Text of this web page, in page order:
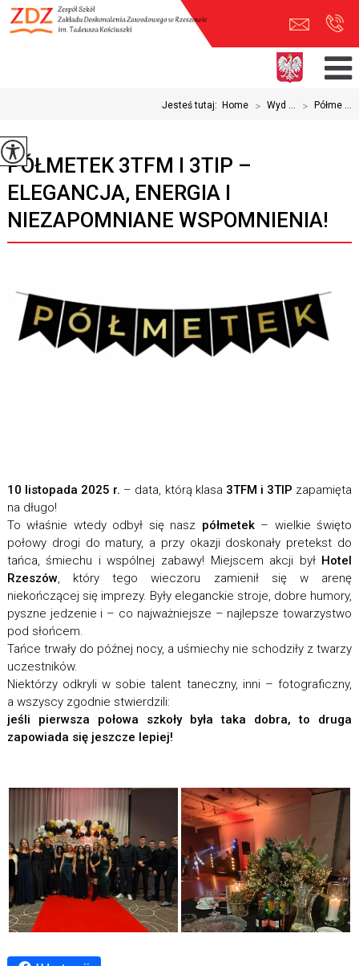
Jesteś tutaj: Home > Wyd ... > Półme ...
PÓŁMETEK 3TFM I 3TIP –
ELEGANCJA, ENERGIA I
NIEZAPOMNIANE WSPOMNIENIA!
10 listopada 2025 r. – data, którą klasa 3TFM i 3TIP zapamięta
na długo!
To właśnie wtedy odbył się nasz półmetek– wielkie święto
połowy drogi do matury, a przy okazji doskonały pretekst do
tańca, śmiechu i wspólnej zabawy! Miejscem akcji był Hotel
Rzeszów, który tego wieczoru zamienił się w arenę
niekończącej się imprezy. Były eleganckie stroje, dobre humory,
pyszne jedzenie i – co najważniejsze – najlepsze towarzystwo
pod słońcem.
Tańce trwały do późnej nocy, a uśmiechy nie schodziły z twarzy
uczestników.
Niektórzy odkryli w sobie talent taneczny, inni – fotograficzny,
a wszyscy zgodnie stwierdzili:
jeśli pierwsza połowa szkoły była taka dobra, to druga
zapowiada się jeszcze lepiej!